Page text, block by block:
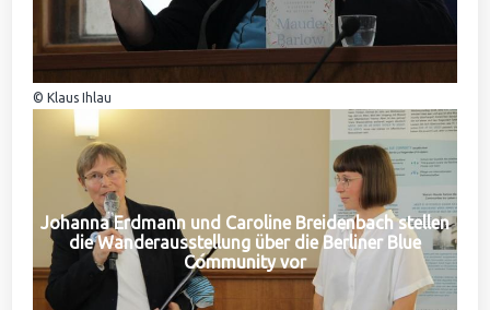
© Klaus Ihlau
Johanna Erdmann und Caroline Breidenbach stellen
die Wanderausstellung über die Berliner Blue
Community vor